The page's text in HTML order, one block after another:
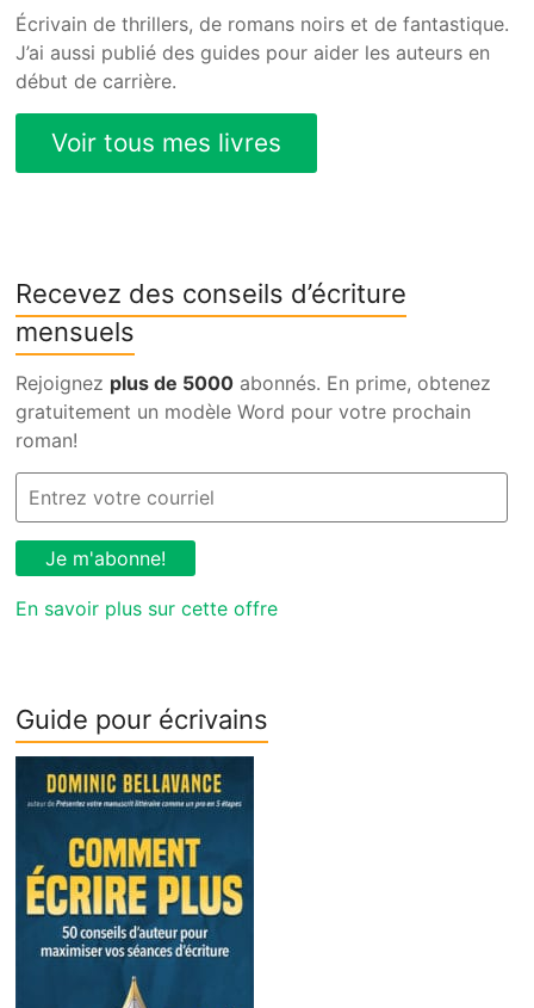
Écrivain de thrillers, de romans noirs et de fantastique.
J’ai aussi publié des guides pour aider les auteurs en
début de carrière.
Recevez des conseils d’écriture
mensuels
Rejoignez plus de 5000 abonnés. En prime, obtenez
gratuitement un modèle Word pour votre prochain
roman!
En savoir plus sur cette offre
Guide pour écrivains